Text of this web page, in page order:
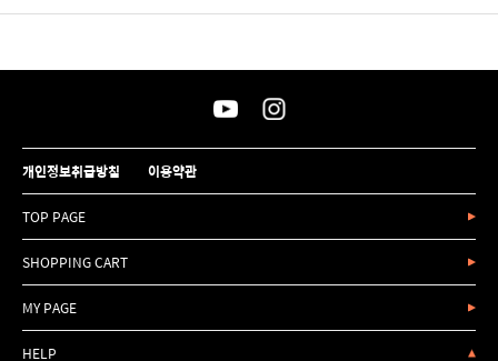
개인정보취급방침 이용약관
TOP PAGE
SHOPPING CART
MY PAGE
HELP